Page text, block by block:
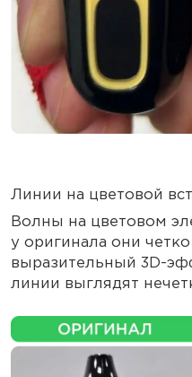
Линии на цветовой
Волны на цветовом
у оригинала они
выразительный 3D-
линии выглядят